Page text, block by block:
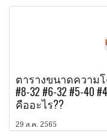
ตารางขนาดความโ
#8-32 #6-32 #5-40
คืออะไร??
29 ส.ค. 2565